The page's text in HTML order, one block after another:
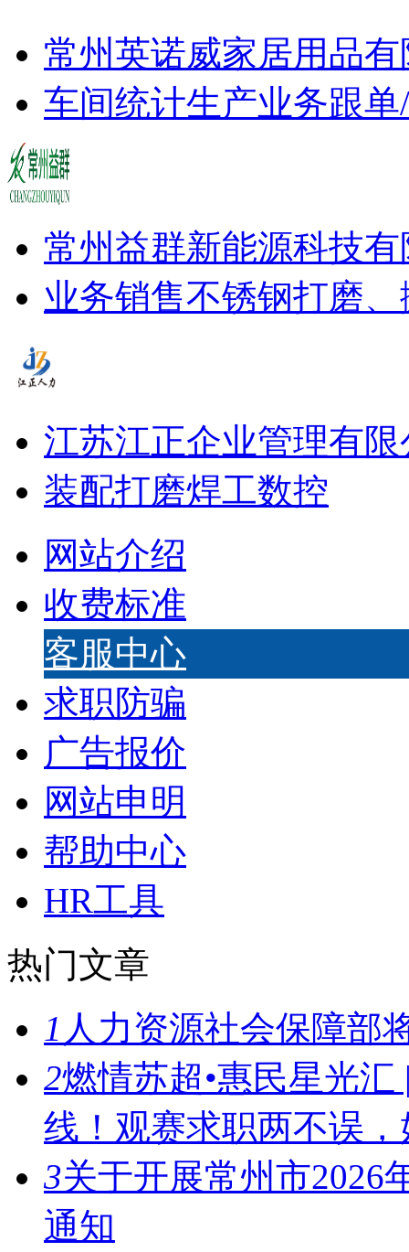
常州英诺威家居用品
车间统计生产业务跟
常州益群新能源科技
业务销售不锈钢打磨、
江苏江正企业管理有限
装配打磨焊工数控
网站介绍
收费标准
客服中心
求职防骗
广告报价
网站申明
帮助中心
HR工具
热门文章
1 人力资源社会保障部
2燃情苏超•惠民星光
线！观赛求职两不误
3关于开展常州市2026
通知